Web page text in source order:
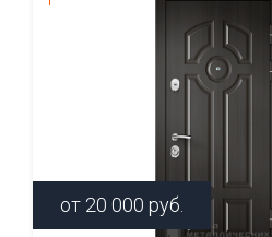
от 20 000 руб.